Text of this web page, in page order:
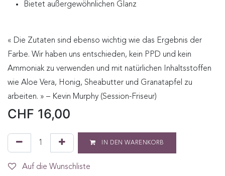
Bietet außergewöhnlichen Glanz
« Die Zutaten sind ebenso wichtig wie das Ergebnis der
Farbe. Wir haben uns entschieden, kein PPD und kein
Ammoniak zu verwenden und mit natürlichen Inhaltsstoffen
wie Aloe Vera, Honig, Sheabutter und Granatapfel zu
arbeiten. » – Kevin Murphy (Session-Friseur)
CHF 16,00
IN DEN WARENKORB
Auf die Wunschliste